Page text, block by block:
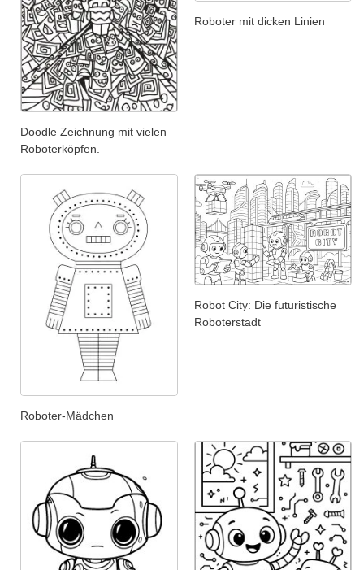
Doodle Zeichnung mit vielen
Roboterköpfen.
Roboter mit dicken Linien
Roboter-Mädchen
Robot City: Die futuristische
Roboterstadt